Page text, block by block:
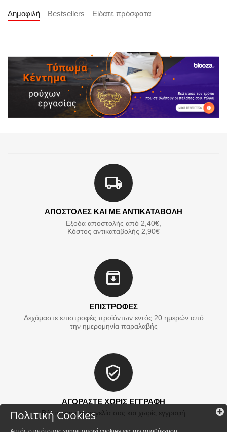
Δημοφιλή Bestsellers Είδατε πρόσφατα
ΑΠΟΣΤΟΛΕΣ ΚΑΙ ΜΕ ΑΝΤΙΚΑΤΑΒΟΛΗ
Εξοδα αποστολής από 2,40€,
Κόστος αντικαταβολής 2,90€
ΕΠΙΣΤΡΟΦΕΣ
Δεχόμαστε επιστροφές προϊόντων εντός 20 ημερών από
την ημερομηνία παραλαβής
ΑΓΟΡΑΣΤΕ ΧΩΡΙΣ ΕΓΓΡΑΦΗ
Βάλτε την παραγγελία σας και χωρίς εγγραφή
Πολιτική Cookies